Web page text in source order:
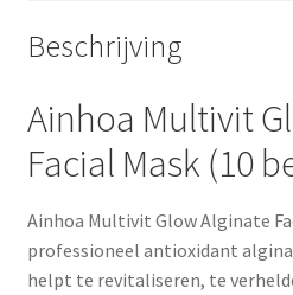
Beschrijving
Ainhoa Multivit
Facial Mask (10
Ainhoa Multivit Glow Alginate
professioneel antioxidant
helpt te revitaliseren, te